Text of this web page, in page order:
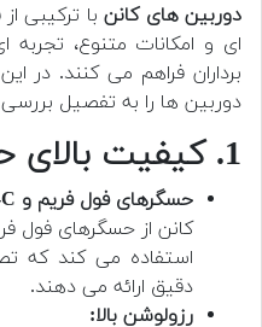
دوربین های کاننبا ترکیبی
ای و امکانات متنوع،
برداران فراهم می کنند. در
دوربین ها را به تفصیل
1. کیفیت بالای حسگر تصویر
حسگرهای فول فریم و APS-C:
استفاده می کند که
دقیق ارائه می دهند.
رزولوشن بالا: